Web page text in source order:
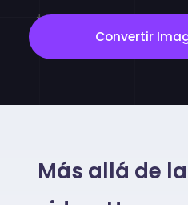
Convertir
Más allá de